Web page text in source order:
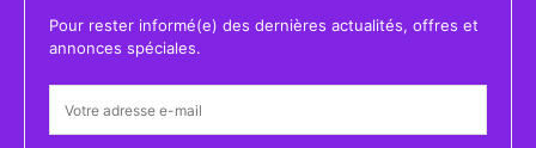
Pour rester informé(e) des dernières actualités, offres et
annonces spéciales.